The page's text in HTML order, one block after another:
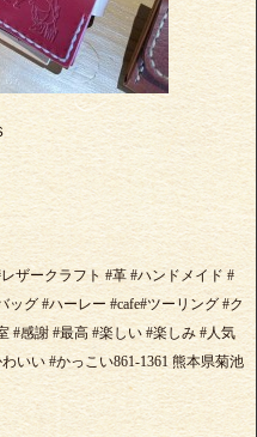
ザークラフト #革 #ハンドメイド #
グ #ハーレー #cafe#ツーリング #ク
#感謝 #最高 #楽しい #楽しみ #人気
いい #かっこい861-1361 熊本県菊池